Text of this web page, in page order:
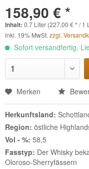
158,90 € *
Inhalt: 0.7 Liter (227,00 € * / 1
inkl. 19% MwSt. zzgl.
Sofort versandfertig,
Merken
Herkunftsland:
Region: östliche
Vol - %: 58,5
Fasstyp: Der Whisky
Oloroso-Sherryfässern